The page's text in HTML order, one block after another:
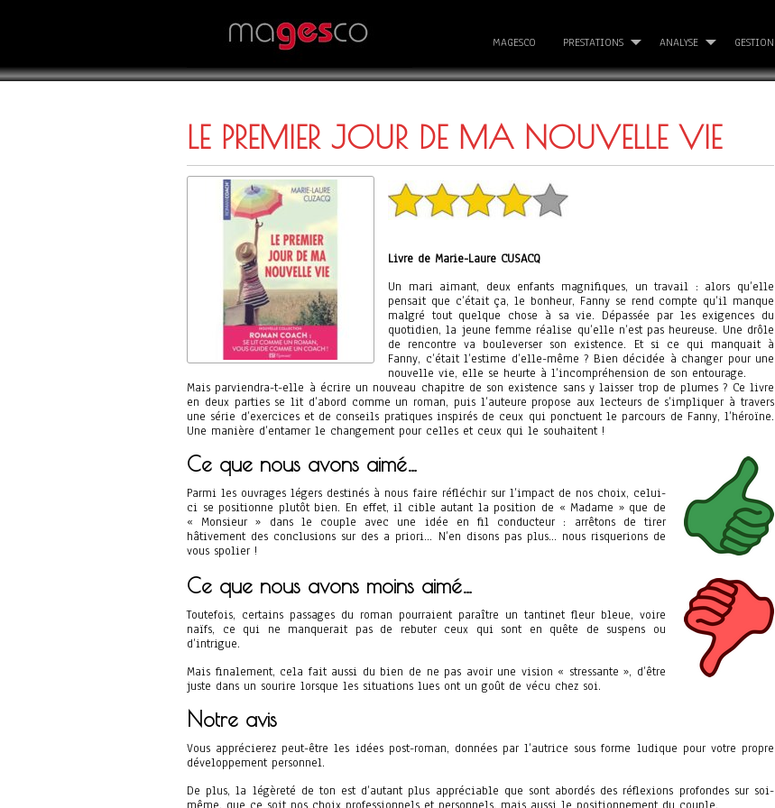
MAGESCO PRESTATIONS ANALYSE GESTION
LE PREMIER JOUR DE MA NOUVELLE VIE
Livre de Marie-Laure CUSACQ
Un mari aimant, deux enfants magnifiques, un travail : alors qu’elle
pensait que c’était ça, le bonheur, Fanny se rend compte qu’il manque
malgré tout quelque chose à sa vie. Dépassée par les exigences du
quotidien, la jeune femme réalise qu’elle n’est pas heureuse. Une drôle
de rencontre va bouleverser son existence. Et si ce qui manquait à
Fanny, c’était l’estime d’elle-même ? Bien décidée à changer pour une
nouvelle vie, elle se heurte à l’incompréhension de son entourage.
Mais parviendra-t-elle à écrire un nouveau chapitre de son existence sans y laisser trop de plumes ? Ce livre
en deux parties se lit d’abord comme un roman, puis l’auteure propose aux lecteurs de s’impliquer à travers
une série d’exercices et de conseils pratiques inspirés de ceux qui ponctuent le parcours de Fanny, l’héroïne.
Une manière d’entamer le changement pour celles et ceux qui le souhaitent !
Ce que nous avons aimé…
Parmi les ouvrages légers destinés à nous faire réfléchir sur l’impact de nos choix, celui-
ci se positionne plutôt bien. En effet, il cible autant la position de « Madame » que de
« Monsieur » dans le couple avec une idée en fil conducteur : arrêtons de tirer
hâtivement des conclusions sur des a priori… N’en disons pas plus… nous risquerions de
vous spolier !
Ce que nous avons moins aimé…
Toutefois, certains passages du roman pourraient paraître un tantinet fleur bleue, voire
naïfs, ce qui ne manquerait pas de rebuter ceux qui sont en quête de suspens ou
d’intrigue.
Mais finalement, cela fait aussi du bien de ne pas avoir une vision « stressante », d’être
juste dans un sourire lorsque les situations lues ont un goût de vécu chez soi.
Notre avis
Vous apprécierez peut-être les idées post-roman, données par l’autrice sous forme ludique pour votre propre
développement personnel.
De plus, la légèreté de ton est d’autant plus appréciable que sont abordés des réflexions profondes sur soi-